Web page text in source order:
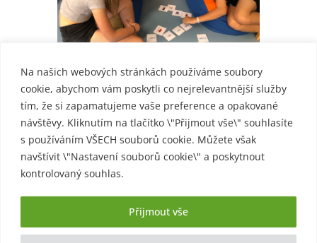
Na našich webových stránkách používáme soubory
cookie, abychom vám poskytli co nejrelevantnější služby
tím, že si zapamatujeme vaše preference a opakované
návštěvy. Kliknutím na tlačítko \"Přijmout vše\" souhlasíte
s používáním VŠECH souborů cookie. Můžete však
navštívit \"Nastavení souborů cookie\" a poskytnout
kontrolovaný souhlas.
Přijmout vše